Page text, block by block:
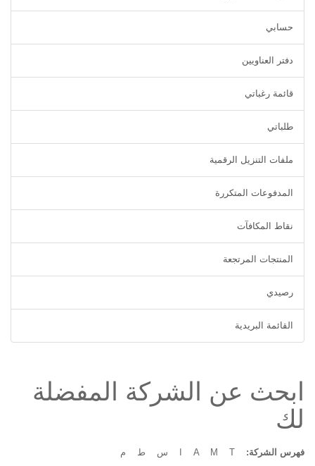
حسابي
دفتر العناويين
قائمة رغباتي
طلباتي
ملفات التنزيل الرقمية
المدفوعات المتكررة
نقاط المكافآت
المنتجات المرتجعة
رصيدي
القائمة البريدية
ابحث عن الشركة المفضلة
لك
فهرس الشركة: A M T س ط م